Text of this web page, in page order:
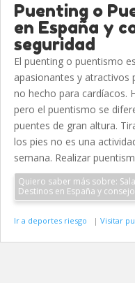
Puenting o
en España y
seguridad
El puenting o puentismo
apasionantes y atractivos
no hecho para cardíacos.
pero el puentismo se
puentes de gran altura.
los pies no es una
semana. Realizar
Quiero saber más sobre: Salamanca | Puenting o Puentismo:
Destinos en España y
Ir a deportes riesgo | Visitar